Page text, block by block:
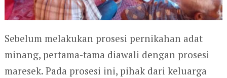
Sebelum melakukan prosesi pernikahan adat
minang, pertama-tama diawali dengan prosesi
maresek. Pada prosesi ini, pihak dari keluarga